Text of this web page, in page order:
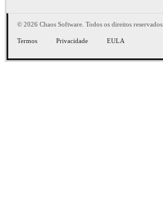
© 2026 Chaos Software. Todos os direitos reservados.
Termos Privacidade EULA